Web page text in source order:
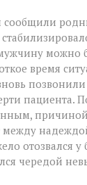
сообщили
можно
время
пациента.
причиной
между
отозвался у
чередой